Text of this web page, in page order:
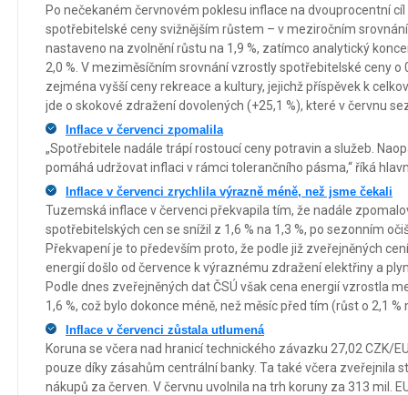
Po nečekaném červnovém poklesu inflace na dvouprocentní
spotřebitelské ceny svižnějším růstem – v meziročním srovnání
nastaveno na zvolnění růstu na 1,9 %, zatímco analytický
2,0 %. V meziměsíčním srovnání vzrostly spotřebitelské ceny o
zejména vyšší ceny rekreace a kultury, jejichž příspěvek k
jde o skokové zdražení dovolených (+25,1 %), které v červnu
Inflace v červenci zpomalila
„Spotřebitele nadále trápí rostoucí ceny potravin a služeb.
pomáhá udržovat inflaci v rámci tolerančního pásma,“ říká
Inflace v červenci zrychlila výrazně méně, než jsme čekali
Tuzemská inflace v červenci překvapila tím, že nadále
spotřebitelských cen se snížil z 1,6 % na 1,3 %, po sezonním
Překvapení je to především proto, že podle již zveřejněných
energií došlo od července k výraznému zdražení elektřiny a
Podle dnes zveřejněných dat ČSÚ však cena energií vzrostla
1,6 %, což bylo dokonce méně, než měsíc před tím (růst o 2,1
Inflace v červenci zůstala utlumená
Koruna se včera nad hranicí technického závazku 27,02 CZK/
pouze díky zásahům centrální banky. Ta také včera zveřejnila
nákupů za červen. V červnu uvolnila na trh koruny za 313 mil.